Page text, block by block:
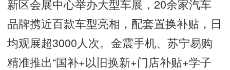
新区会展中心举办大型车展，20余家汽车
品牌携近百款车型亮相，配套置换补贴，日
均观展超3000人次。金震手机、苏宁易购
精准推出“国补+以旧换新+门店补贴+学子